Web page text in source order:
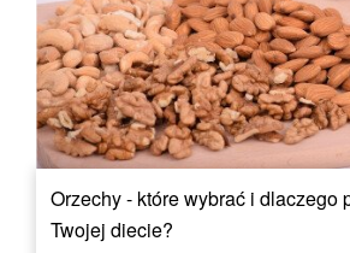
Orzechy - które wybrać i dlaczego
Twojej diecie?